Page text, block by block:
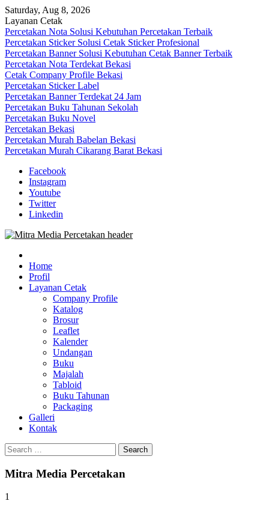
Skip
to
content
Saturday, Aug 8, 2026
Layanan Cetak
Percetakan Nota Solusi Kebutuhan Percetakan Terbaik
Percetakan Sticker Solusi Cetak Sticker Profesional
Percetakan Banner Solusi Kebutuhan Cetak Banner Terbaik
Percetakan Nota Terdekat Bekasi
Cetak Company Profile Bekasi
Percetakan Sticker Label
Percetakan Banner Terdekat 24 Jam
Percetakan Buku Tahunan Sekolah
Percetakan Buku Novel
Percetakan Bekasi
Percetakan Murah Babelan Bekasi
Percetakan Murah Cikarang Barat Bekasi
Facebook
Instagram
Youtube
Twitter
Linkedin
Mitra Media Percetakan Bekasi
0813-1670-6191
0813-1670-6191 (Call/WA) Perusahaan Tempat Alamat Jasa Pusat
Percetakan Bekasi Barat Timur Utara Selatan Murah 24 Jam
Home
Profil
Layanan Cetak
Company Profile
Katalog
Brosur
Leaflet
Kalender
Undangan
Buku
Majalah
Tabloid
Buku Tahunan
Packaging
Galleri
Kontak
Search
for:
Mitra Media Percetakan
1